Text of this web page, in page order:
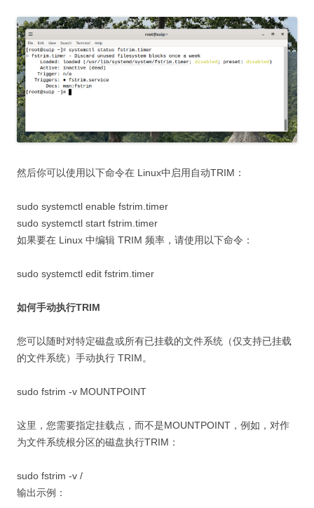
然后你可以使用以下命令在 Linux中启用自动TRIM：
sudo systemctl enable fstrim.timer
sudo systemctl start fstrim.timer
如果要在 Linux 中编辑 TRIM 频率，请使用以下命令：
sudo systemctl edit fstrim.timer
如何手动执行TRIM
您可以随时对特定磁盘或所有已挂载的文件系统（仅支持已挂载
的文件系统）手动执行 TRIM。
sudo fstrim -v MOUNTPOINT
这里，您需要指定挂载点，而不是MOUNTPOINT，例如，对作
为文件系统根分区的磁盘执行TRIM：
sudo fstrim -v /
输出示例：